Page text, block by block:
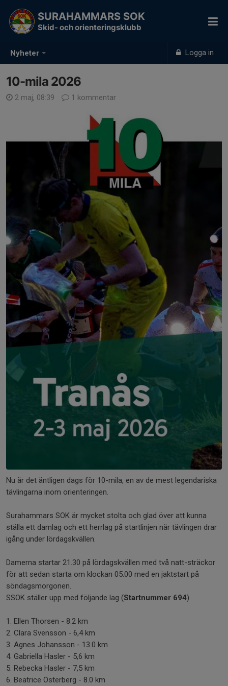
Nyheter Logga in
SURAHAMMARS SOK
Skid- och orienteringsklubb
10-mila 2026
2 maj, 08:39 1 kommentar
Nu är det äntligen dags för 10-mila, en av de mest legendariska
tävlingarna inom orienteringen.
Surahammars SOK är mycket stolta och glad över att kunna
ställa ett damlag och ett herrlag på startlinjen när tävlingen drar
igång under lördagskvällen.
Damerna startar 21.30 på lördagskvällen med två natt-sträckor
för att sedan starta om klockan 05.00 med en jaktstart på
söndagsmorgonen.
SSOK ställer upp med följande lag (Startnummer 694)
1. Ellen Thorsen - 8.2 km
2. Clara Svensson - 6,4 km
3. Agnes Johansson - 13.0 km
4. Gabriella Hasler - 5,6 km
5. Rebecka Hasler - 7,5 km
6. Beatrice Österberg - 8.0 km